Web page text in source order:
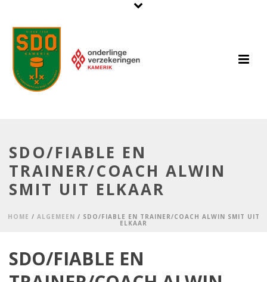
SDO/FIABLE EN
TRAINER/COACH ALWIN
SMIT UIT ELKAAR
HOME / ALGEMEEN / SDO/FIABLE EN TRAINER/COACH ALWIN SMIT UIT
ELKAAR
SDO/FIABLE EN